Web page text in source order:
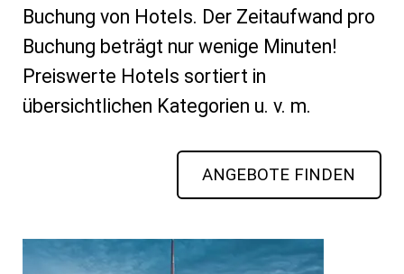
Buchung von Hotels. Der Zeitaufwand pro
Buchung beträgt nur wenige Minuten!
Preiswerte Hotels sortiert in
übersichtlichen Kategorien u. v. m.
ANGEBOTE FINDEN